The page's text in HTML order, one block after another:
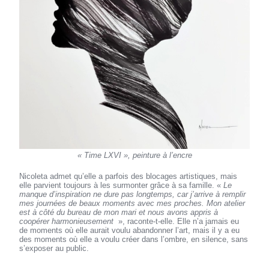
« Time LXVI », peinture à l’encre
Nicoleta admet qu’elle a parfois des blocages artistiques, mais
elle parvient toujours à les surmonter grâce à sa famille. «Le
manque d’inspiration ne dure pas longtemps, car j’arrive à remplir
mes journées de beaux moments avec mes proches. Mon atelier
est à côté du bureau de mon mari et nous avons appris à
coopérer harmonieusement », raconte-t-elle. Elle n’a jamais eu
de moments où elle aurait voulu abandonner l’art, mais il y a eu
des moments où elle a voulu créer dans l’ombre, en silence, sans
s’exposer au public.